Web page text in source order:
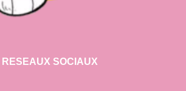
RESEAUX SOCIAUX